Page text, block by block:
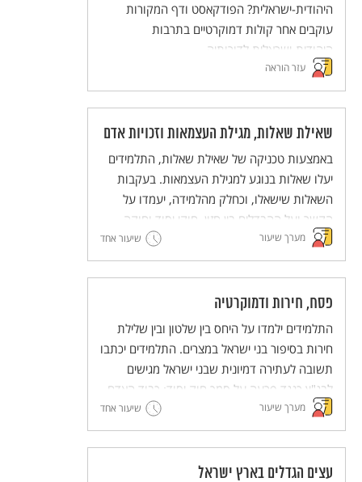
היהודית-ישראלית? הפודקאסט ודף המקורות
עוקבים אחר קולות דמוקרטיים בתרבות
היהודית-ישראלית לדורותיה.
עזר הוראה
שאילת שאלות, מגילת העצמאות וזכויות אדם
באמצעות טכניקה של שאילת שאלות, התלמידים
יעלו שאלות בנוגע למגילת העצמאות. בעקבות
השאלות שישאלו, וכחלק מהלמידה, יעמדו על
הקשר ועל ההבדלים בין חזון, חוקי יסוד וחוקה.
אלה יובילו לחשיבה משותפת על כינון חברת
מופת.
מערך שיעור שיעור אחד
פסח, חירות ודמוקרטיה
התלמידים ילמדו על היחס בין שלטון ובין שלילת
חירות בסיפור בני ישראל במצרים. התלמידים יכתבו
תשובה לעתירה דמיונית שבני ישראל מגישים
לבג"ץ כנגד פרעה על סמך חוק יסוד: כבוד האדם
וחירותו.
המערך כולל עבודה במליאה, עבודה בקבוצות
וסיכום במליאה.
מערך שיעור שיעור אחד
עצים הגדלים בארץ ישראל